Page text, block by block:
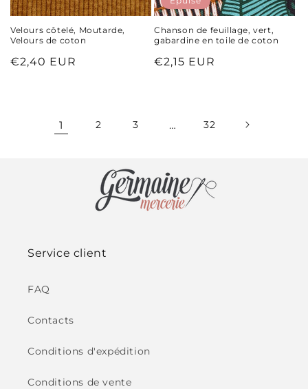
Velours côtelé, Moutarde,
Velours de coton
Prix
€2,40 EUR
Chanson de feuillage, vert,
gabardine en toile de coton
Prix
€2,15 EUR
1 2 3 … 32
Service client
FAQ
Contacts
Conditions d'expédition
Conditions de vente